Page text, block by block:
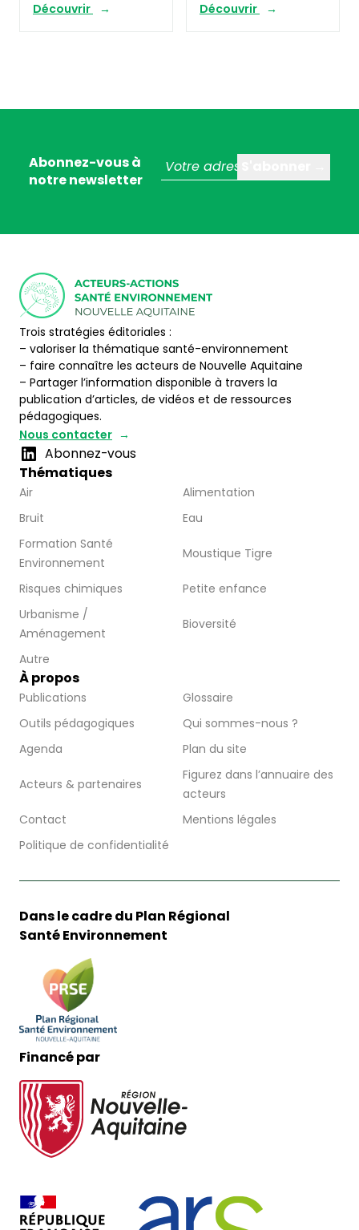
Découvrir Découvrir
Abonnez-vous à
notre newsletter
Trois stratégies éditoriales :
– valoriser la thématique santé-environnement
– faire connaître les acteurs de Nouvelle Aquitaine
– Partager l’information disponible à travers la
publication d’articles, de vidéos et de ressources
pédagogiques.
Nous contacter
Abonnez-vous
Thématiques
Air
Alimentation
Bruit
Eau
Formation Santé
Environnement
Moustique Tigre
Risques chimiques
Petite enfance
Urbanisme /
Aménagement
Bioversité
Autre
À propos
Publications
Glossaire
Outils pédagogiques
Qui sommes-nous ?
Agenda
Plan du site
Acteurs & partenaires
Figurez dans l’annuaire des
acteurs
Contact
Mentions légales
Politique de confidentialité
Dans le cadre du Plan Régional
Santé Environnement
Financé par